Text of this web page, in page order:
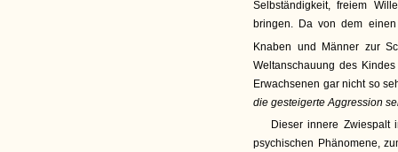
Selbständigkeit, freiem
bringen. Da von dem
Knaben und Männer zur
Weltanschauung des
Erwachsenen gar nicht so
die gesteigerte Aggression
Dieser innere Zwiespalt
psychischen Phänomene,